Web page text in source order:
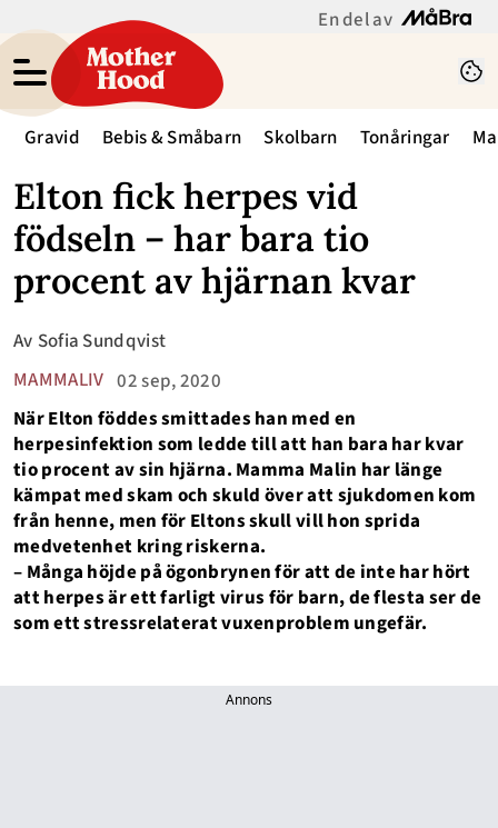
En del av
Gravid Bebis & Småbarn Skolbarn Tonåringar
Elton fick herpes vid
födseln – har bara tio
procent av hjärnan kvar
MAMMALIV 02 sep, 2020
Av Sofia Sundqvist
När Elton föddes smittades han med en
herpesinfektion som ledde till att han bara har kvar
tio procent av sin hjärna. Mamma Malin har länge
kämpat med skam och skuld över att sjukdomen kom
från henne, men för Eltons skull vill hon sprida
medvetenhet kring riskerna.
– Många höjde på ögonbrynen för att de inte har hört
att herpes är ett farligt virus för barn, de flesta ser de
som ett stressrelaterat vuxenproblem ungefär.
Annons